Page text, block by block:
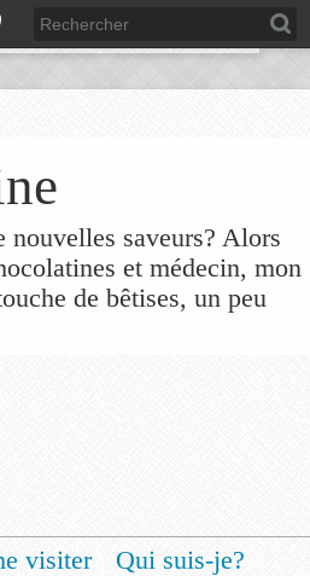
nouvelles saveurs? Alors
et médecin, mon
de bêtises, un peu
visiter
Qui suis-je?